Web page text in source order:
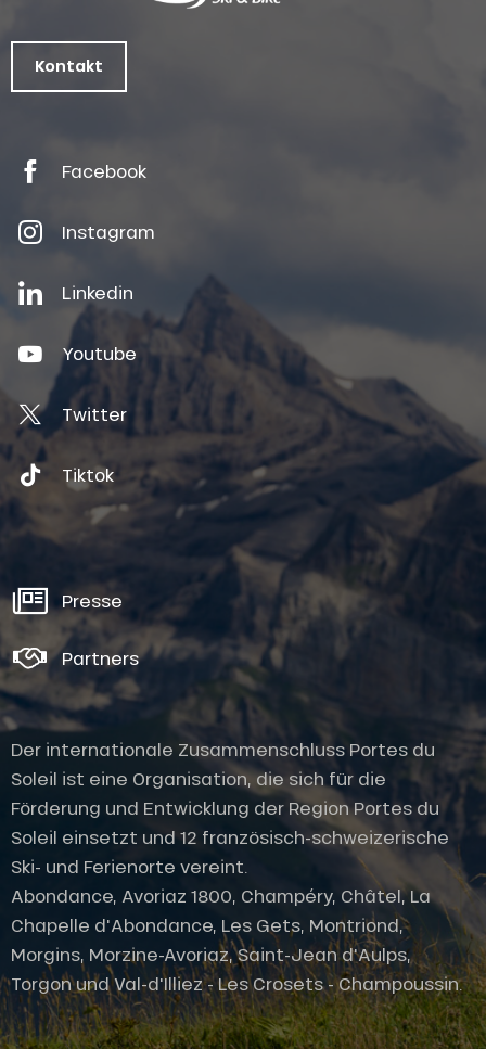
Service
Öffnungen
Kontakt
Facebook
Instagram
Linkedin
Youtube
Twitter
Tiktok
Presse
Partners
Der internationale Zusammenschluss Portes du
Soleil ist eine Organisation, die sich für die
Förderung und Entwicklung der Region Portes du
Soleil einsetzt und 12 französisch-schweizerische
Ski- und Ferienorte vereint.
Abondance, Avoriaz 1800, Champéry, Châtel, La
Chapelle d'Abondance, Les Gets, Montriond,
Morgins, Morzine-Avoriaz, Saint-Jean d'Aulps,
Torgon und Val-d'Illiez - Les Crosets - Champoussin.